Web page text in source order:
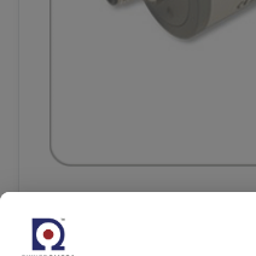
SenzTx